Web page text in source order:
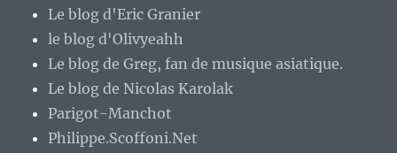
Le blog d'Eric Granier
le blog d'Olivyeahh
Le blog de Greg, fan de musique asiatique.
Le blog de Nicolas Karolak
Parigot-Manchot
Philippe.Scoffoni.Net